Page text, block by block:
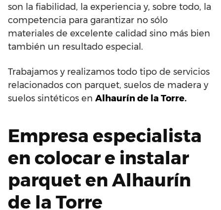
son la fiabilidad, la experiencia y, sobre todo, la
competencia para garantizar no sólo
materiales de excelente calidad sino más bien
también un resultado especial.
Trabajamos y realizamos todo tipo de servicios
relacionados con parquet, suelos de madera y
suelos sintéticos en Alhaurín de la Torre.
Empresa especialista
en colocar e instalar
parquet en Alhaurín
de la Torre